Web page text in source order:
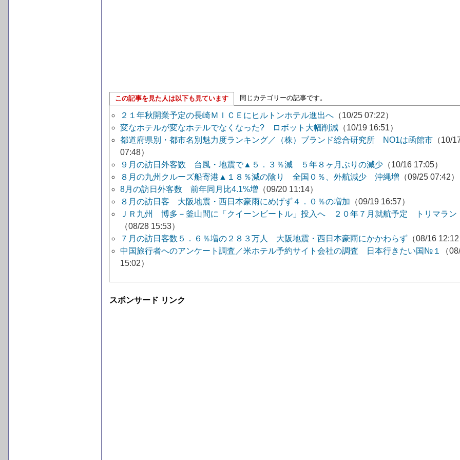
この記事を見た人は以下も見ています 同じカテゴリーの記事です。
２１年秋開業予定の長崎ＭＩＣＥにヒルトンホテル進出へ （10/25 07:22）
変なホテルが変なホテルでなくなった? ロボット大幅削減 （10/19 16:51）
都道府県別・都市名別魅力度ランキング／（株）ブランド総合研究所 NO1は函館市 （10/
07:48）
９月の訪日外客数 台風・地震で▲５．３％減 ５年８ヶ月ぶりの減少 （10/16 17:05）
８月の九州クルーズ船寄港▲１８％減の陰り 全国０％、外航減少 沖縄増 （09/25 07:42）
8月の訪日外客数 前年同月比4.1%増 （09/20 11:14）
８月の訪日客 大阪地震・西日本豪雨にめげず４．０％の増加 （09/19 16:57）
ＪＲ九州 博多－釜山間に「クイーンビートル」投入へ ２０年７月就航予定 トリマラン
（08/28 15:53）
７月の訪日客数５．６％増の２８３万人 大阪地震・西日本豪雨にかかわらず （08/16
中国旅行者へのアンケート調査／米ホテル予約サイト会社の調査 日本行きたい国№１
（
15:02）
スポンサード リンク